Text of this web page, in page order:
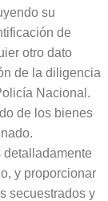
su
de
otro dato
de la diligencia
Nacional.
de los bienes
detalladamente
y proporcionar
secuestrados y